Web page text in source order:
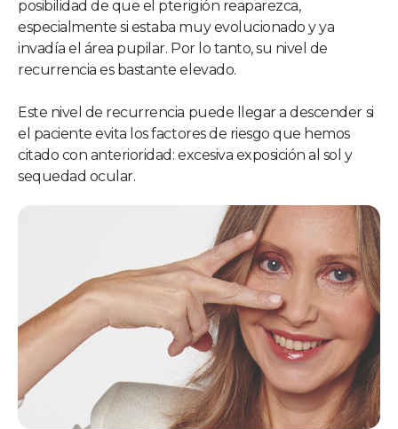
posibilidad de que el pterigión reaparezca,
especialmente si estaba muy evolucionado y ya
invadía el área pupilar. Por lo tanto, su nivel de
recurrencia es bastante elevado.
Este nivel de recurrencia puede llegar a descender si
el paciente evita los factores de riesgo que hemos
citado con anterioridad: excesiva exposición al sol y
sequedad ocular.